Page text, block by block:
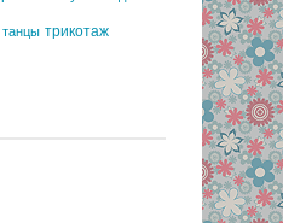
танцы трикотаж